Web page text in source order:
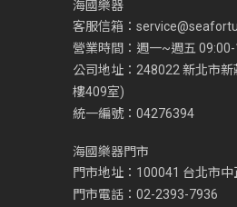
海國樂器
客服信箱：
營業時間：週一~週五
公司地址：248022 新北市
樓409室)
統一編號：04276394
海國樂器門市
門市地址：100041 台北市
門市電話：02-2393-7936